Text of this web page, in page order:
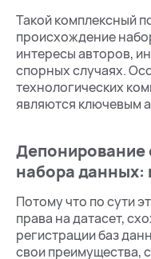
Такой комплексный
происхождение
интересы авторов,
спорных случаях.
технологических
являются ключевым
Депонирование
набора данных:
Потому что по сути
права на датасет,
регистрации баз
свои преимущества,